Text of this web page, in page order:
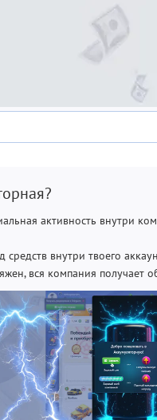
активность внутри
внутри твоего
вся компания получает